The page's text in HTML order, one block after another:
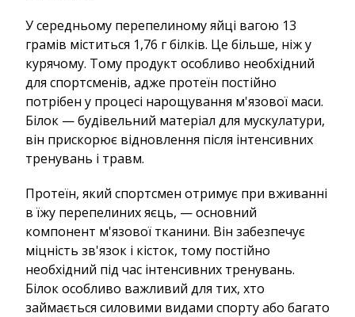
У середньому перепелиному яйці вагою 13
грамів міститься 1,76 г білків. Це більше, ніж у
курячому. Тому продукт особливо необхідний
для спортсменів, адже протеїн постійно
потрібен у процесі нарощування м'язової маси.
Білок — будівельний матеріал для мускулатури,
він прискорює відновлення після інтенсивних
тренувань і травм.
Протеїн, який спортсмен отримує при вживанні
в їжу перепелиних яєць, — основний
компонент м'язової тканини. Він забезпечує
міцність зв'язок і кісток, тому постійно
необхідний під час інтенсивних тренувань.
Білок особливо важливий для тих, хто
займається силовими видами спорту або багато